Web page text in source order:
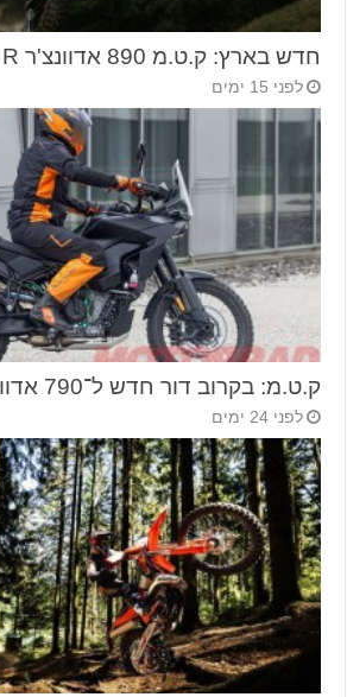
חדש בארץ: ק.ט.מ 890 אדוונצ'ר R ראלי
לפני 15 ימים
ק.ט.מ: בקרוב דור חדש ל־790 אדוונצ'ר
לפני 24 ימים